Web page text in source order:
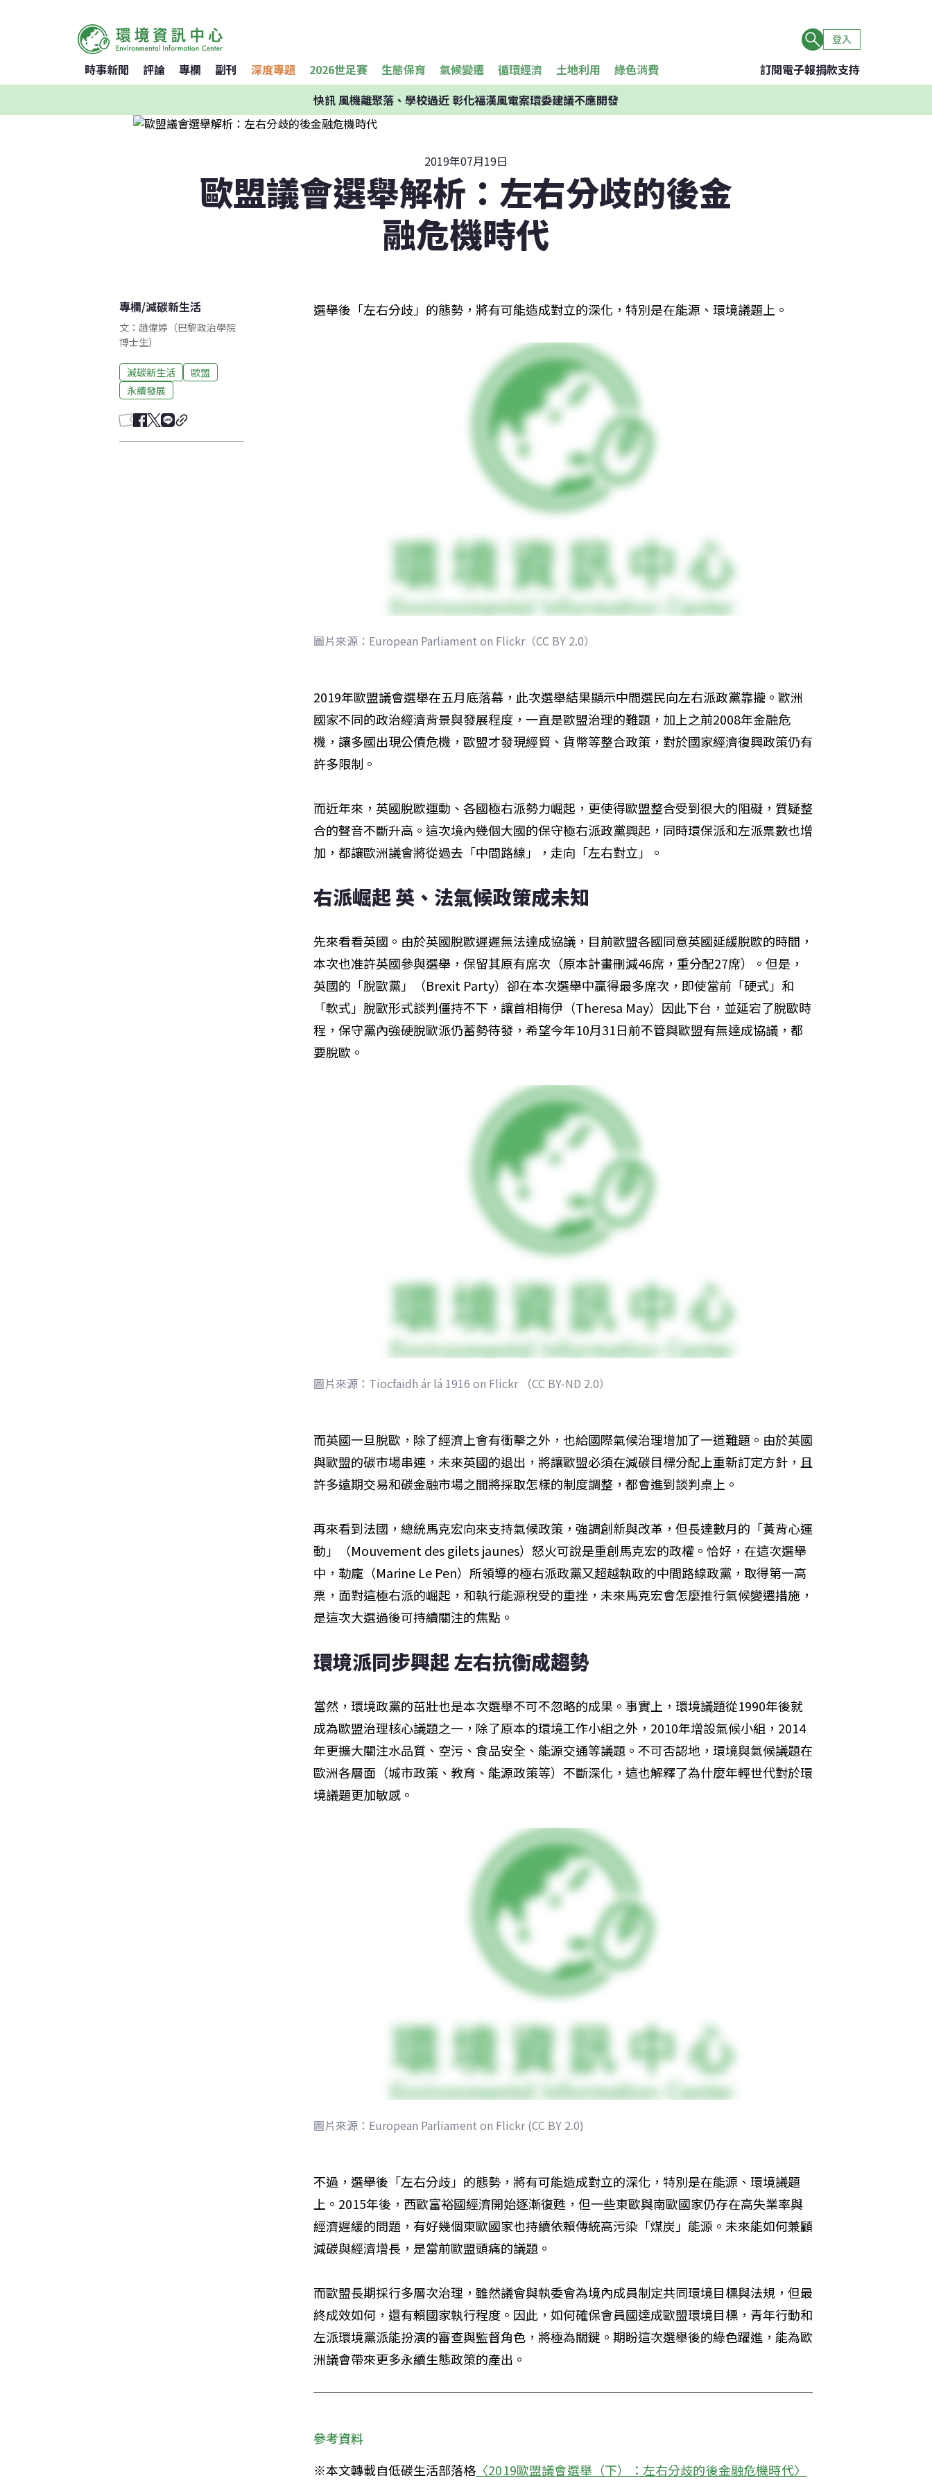
登入
時事新聞 評論 專欄 副刊 深度專題 2026世足賽 生態保育 氣候變遷 循環經濟 土地利用 綠色消費 訂閱電子報捐款支持
快訊風機離聚落、學校過近 彰化福漢風電案環委建議不應開發
2019年07月19日
歐盟議會選舉解析：左右分歧的後金
融危機時代
專欄/減碳新生活
文：趙偉婷（巴黎政治學院
博士生）
減碳新生活
歐盟
永續發展
選舉後「左右分歧」的態勢，將有可能造成對立的深化，特別是在能源、環境議題上。
圖片來源：European Parliament on Flickr（CC BY 2.0）
2019年歐盟議會選舉在五月底落幕，此次選舉結果顯示中間選民向左右派政黨靠攏。歐洲
國家不同的政治經濟背景與發展程度，一直是歐盟治理的難題，加上之前2008年金融危
機，讓多國出現公債危機，歐盟才發現經貿、貨幣等整合政策，對於國家經濟復興政策仍有
許多限制。
而近年來，英國脫歐運動、各國極右派勢力崛起，更使得歐盟整合受到很大的阻礙，質疑整
合的聲音不斷升高。這次境內幾個大國的保守極右派政黨興起，同時環保派和左派票數也增
加，都讓歐洲議會將從過去「中間路線」，走向「左右對立」。
右派崛起 英、法氣候政策成未知
先來看看英國。由於英國脫歐遲遲無法達成協議，目前歐盟各國同意英國延緩脫歐的時間，
本次也准許英國參與選舉，保留其原有席次（原本計畫刪減46席，重分配27席）。但是，
英國的「脫歐黨」（Brexit Party）卻在本次選舉中贏得最多席次，即使當前「硬式」和
「軟式」脫歐形式談判僵持不下，讓首相梅伊（Theresa May）因此下台，並延宕了脫歐時
程，保守黨內強硬脫歐派仍蓄勢待發，希望今年10月31日前不管與歐盟有無達成協議，都
要脫歐。
圖片來源：Tiocfaidh ár lá 1916 on Flickr （CC BY-ND 2.0）
而英國一旦脫歐，除了經濟上會有衝擊之外，也給國際氣候治理增加了一道難題。由於英國
與歐盟的碳市場串連，未來英國的退出，將讓歐盟必須在減碳目標分配上重新訂定方針，且
許多遠期交易和碳金融市場之間將採取怎樣的制度調整，都會進到談判桌上。
再來看到法國，總統馬克宏向來支持氣候政策，強調創新與改革，但長達數月的「黃背心運
動」（Mouvement des gilets jaunes）怒火可說是重創馬克宏的政權。恰好，在這次選舉
中，勒龐（Marine Le Pen）所領導的極右派政黨又超越執政的中間路線政黨，取得第一高
票，面對這極右派的崛起，和執行能源稅受的重挫，未來馬克宏會怎麼推行氣候變遷措施，
是這次大選過後可持續關注的焦點。
環境派同步興起 左右抗衡成趨勢
當然，環境政黨的茁壯也是本次選舉不可不忽略的成果。事實上，環境議題從1990年後就
成為歐盟治理核心議題之一，除了原本的環境工作小組之外，2010年增設氣候小組，2014
年更擴大關注水品質、空污、食品安全、能源交通等議題。不可否認地，環境與氣候議題在
歐洲各層面（城市政策、教育、能源政策等）不斷深化，這也解釋了為什麼年輕世代對於環
境議題更加敏感。
圖片來源：European Parliament on Flickr (CC BY 2.0)
不過，選舉後「左右分歧」的態勢，將有可能造成對立的深化，特別是在能源、環境議題
上。2015年後，西歐富裕國經濟開始逐漸復甦，但一些東歐與南歐國家仍存在高失業率與
經濟遲緩的問題，有好幾個東歐國家也持續依賴傳統高污染「煤炭」能源。未來能如何兼顧
減碳與經濟增長，是當前歐盟頭痛的議題。
而歐盟長期採行多層次治理，雖然議會與執委會為境內成員制定共同環境目標與法規，但最
終成效如何，還有賴國家執行程度。因此，如何確保會員國達成歐盟環境目標，青年行動和
左派環境黨派能扮演的審查與監督角色，將極為關鍵。期盼這次選舉後的綠色躍進，能為歐
洲議會帶來更多永續生態政策的產出。
參考資料
※本文轉載自低碳生活部落格 〈2019歐盟議會選舉（下）：左右分歧的後金融危機時代〉